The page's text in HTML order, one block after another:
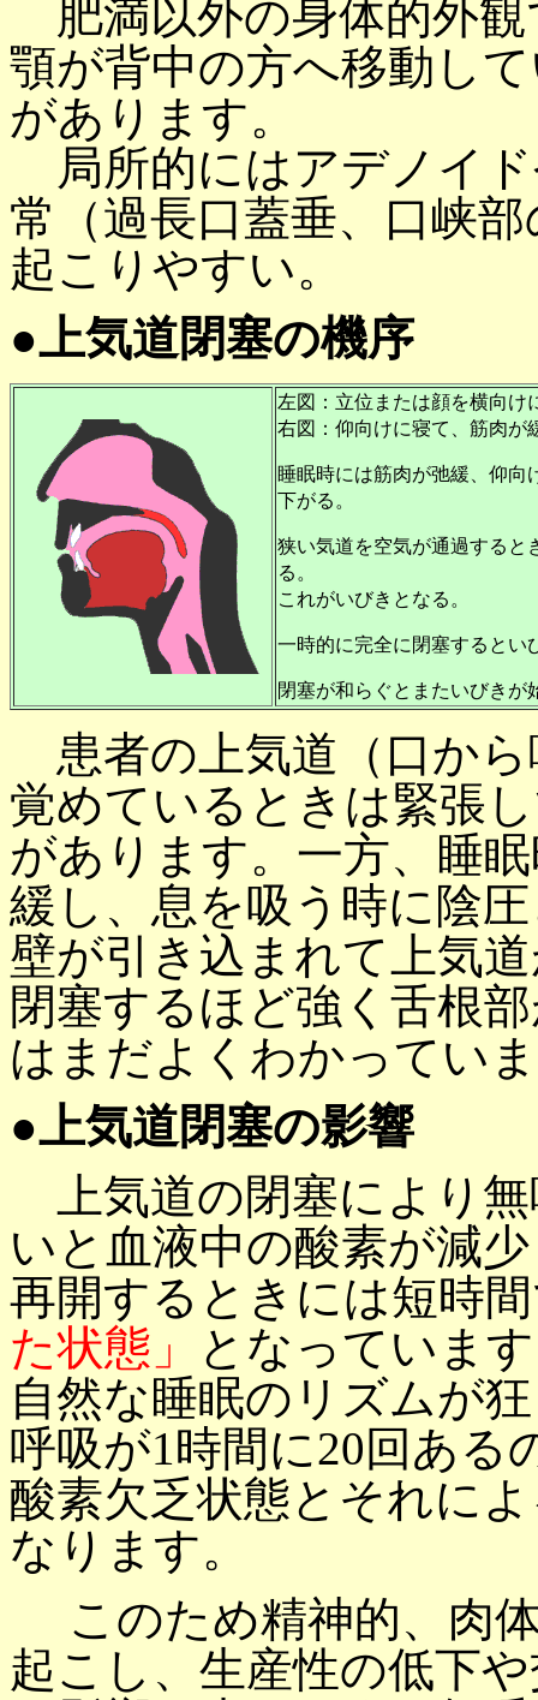
肥満以外の身体的外
顎が背中の方へ移動し
があります。
局所的にはアデノイ
常（過長口蓋垂、口峡
起こりやすい。
●上気道閉塞の機序
左図：立位または顔を横向け
右図：仰向けに寝て、筋肉が
睡眠時には筋肉が弛緩、仰向
下がる。
狭い気道を空気が通過すると
る。
これがいびきとなる。
一時的に完全に閉塞するとい
閉塞が和らぐとまたいびきが
患者の上気道（口から
覚めているときは緊張
があります。一方、睡
緩し、息を吸う時に陰
壁が引き込まれて上気
閉塞するほど強く舌根
はまだよくわかってい
●上気道閉塞の影響
上気道の閉塞により
いと血液中の酸素が減
再開するときには短時
た状態 」
となっていま
自然な睡眠のリズムが
呼吸が1時間に20回ある
酸素欠乏状態とそれに
なります。
このため精神的、肉
起こし、生産性の低下